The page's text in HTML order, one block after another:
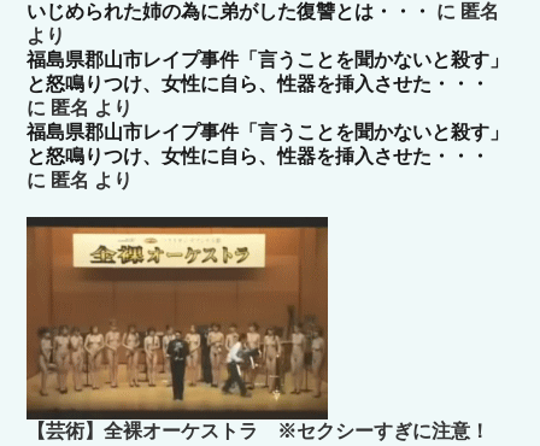
いじめられた姉の為に弟がした復讐とは・・・
に 匿名
より
福島県郡山市レイプ事件「言うことを聞かないと殺す」
と怒鳴りつけ、女性に自ら、性器を挿入させた・・・
に 匿名 より
福島県郡山市レイプ事件「言うことを聞かないと殺す」
と怒鳴りつけ、女性に自ら、性器を挿入させた・・・
に 匿名 より
【芸術】全裸オーケストラ ※セクシーすぎに注意！